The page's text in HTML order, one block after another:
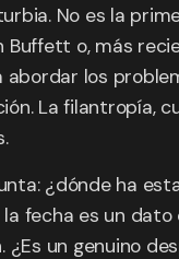
No es la
o, más
los
La filantropía,
¿dónde ha
fecha es un
un genuino